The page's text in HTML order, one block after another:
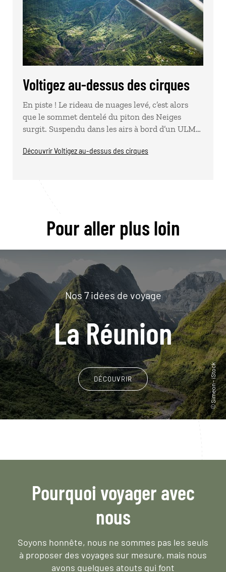
Voltigez au-dessus des cirques
En piste ! Le rideau de nuages levé, c’est alors
que le sommet dentelé du piton des Neiges
surgit. Suspendu dans les airs à bord d’un ULM…
Découvrir Voltigez au-dessus des cirques
Pour aller plus loin
Nos 7 idées de voyage
La Réunion
DÉCOUVRIR
Pourquoi voyager avec
nous
Soyons honnête, nous ne sommes pas les seuls
à proposer des voyages sur mesure, mais nous
avons quelques atouts qui font